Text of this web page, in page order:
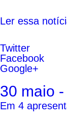
Ler essa
Twitter
Facebook
Google+
30 maio
Em 4